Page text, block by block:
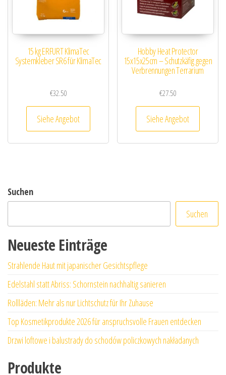
15 kg ERFURT KlimaTec
Systemkleber SR6 für KlimaTec
€32.50
Siehe Angebot
Hobby Heat Protector
15x15x25cm – Schutzkäfig gegen
Verbrennungen Terrarium
€27.50
Siehe Angebot
Suchen
Suchen
Neueste Einträge
Strahlende Haut mit japanischer Gesichtspflege
Edelstahl statt Abriss: Schornstein nachhaltig sanieren
Rollläden: Mehr als nur Lichtschutz für Ihr Zuhause
Top Kosmetikprodukte 2026 für anspruchsvolle Frauen entdecken
Drzwi loftowe i balustrady do schodów policzkowych nakładanych
Produkte